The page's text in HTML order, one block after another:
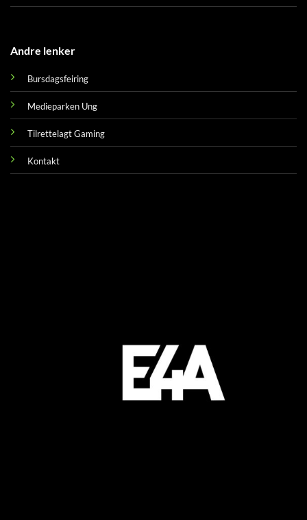
Andre lenker
Bursdagsfeiring
Medieparken Ung
Tilrettelagt Gaming
Kontakt